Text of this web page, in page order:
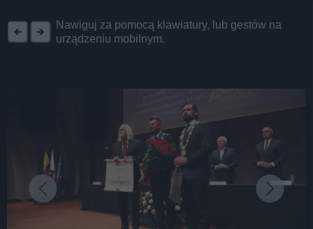
Nawiguj za pomocą klawiatury, lub gestów na
urządzeniu mobilnym.